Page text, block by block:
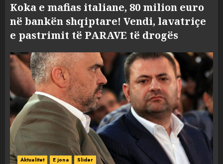
Koka e mafias italiane, 80 milion euro
në bankën shqiptare! Vendi, lavatriçe
e pastrimit të PARAVE të drogës
Aktualitet E jona Slider